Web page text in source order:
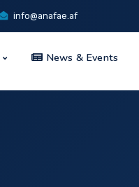
info@anafae.af
News & Events